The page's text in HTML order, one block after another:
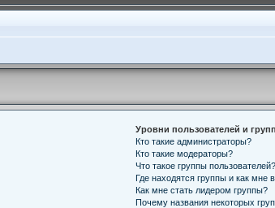
Уровни пользователей и
Кто такие администраторы?
Кто такие модераторы?
Что такое группы пользователей?
Где находятся группы и как мне
Как мне стать лидером группы?
Почему названия некоторых